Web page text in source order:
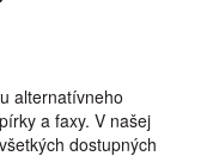
alternatívneho
a faxy. V našej
dostupných